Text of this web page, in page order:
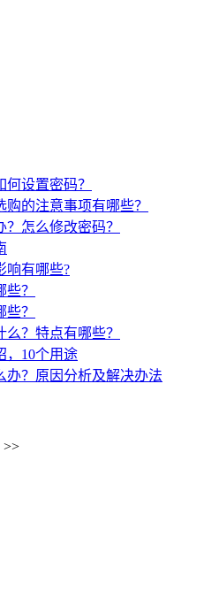
设置密码？
的注意事项有哪些？
怎么修改密码？
响有哪些?
？
？
？特点有哪些？
，10个用途
办？原因分析及解决办法
>>